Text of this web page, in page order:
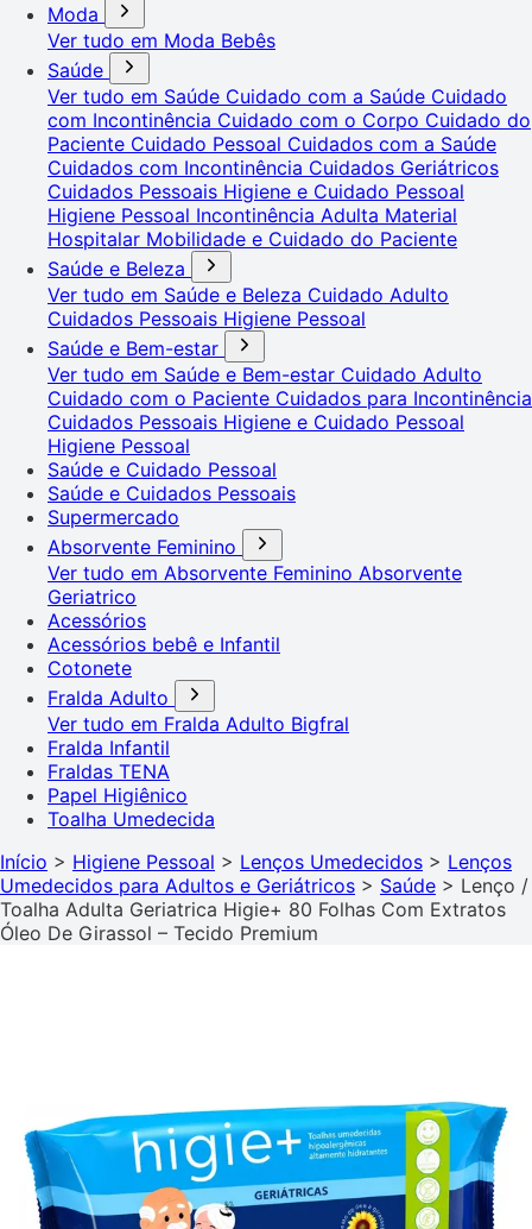
Moda
Ver tudo em Moda Bebês
Saúde
Ver tudo em Saúde Cuidado com a Saúde Cuidado
com Incontinência Cuidado com o Corpo Cuidado do
Paciente Cuidado Pessoal Cuidados com a Saúde
Cuidados com Incontinência Cuidados Geriátricos
Cuidados Pessoais Higiene e Cuidado Pessoal
Higiene Pessoal Incontinência Adulta Material
Hospitalar Mobilidade e Cuidado do Paciente
Saúde e Beleza
Ver tudo em Saúde e Beleza Cuidado Adulto
Cuidados Pessoais Higiene Pessoal
Saúde e Bem-estar
Ver tudo em Saúde e Bem-estar Cuidado Adulto
Cuidado com o Paciente Cuidados para Incontinência
Cuidados Pessoais Higiene e Cuidado Pessoal
Higiene Pessoal
Saúde e Cuidado Pessoal
Saúde e Cuidados Pessoais
Supermercado
Absorvente Feminino
Ver tudo em Absorvente Feminino Absorvente
Geriatrico
Acessórios
Acessórios bebê e Infantil
Cotonete
Fralda Adulto
Ver tudo em Fralda Adulto Bigfral
Fralda Infantil
Fraldas TENA
Papel Higiênico
Toalha Umedecida
Início > Higiene Pessoal > Lenços Umedecidos > Lenços
Umedecidos para Adultos e Geriátricos > Saúde > Lenço /
Toalha Adulta Geriatrica Higie+ 80 Folhas Com Extratos
Óleo De Girassol – Tecido Premium